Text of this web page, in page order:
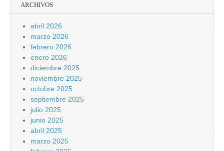
ARCHIVOS
abril 2026
marzo 2026
febrero 2026
enero 2026
diciembre 2025
noviembre 2025
octubre 2025
septiembre 2025
julio 2025
junio 2025
abril 2025
marzo 2025